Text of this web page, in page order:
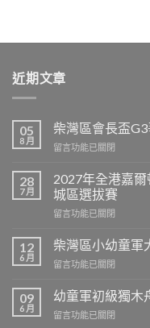
近期文章
05
8 月
柴灣區會長盃
在
灣
區
會
長
G3
霸
中
留言功能已關閉
28
7 月
2027年全港嘉
城區選拔賽
在
年
全
港
爾
錦
留言功能已關閉
12
6 月
柴灣區小幼童軍
在
灣
區
小
留言功能已關閉
09
6 月
幼童軍初級獨木
在
留言功能已關閉